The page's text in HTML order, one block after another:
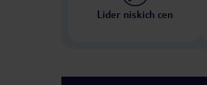
Lider niskich cen